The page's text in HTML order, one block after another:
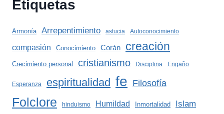
Etiquetas
Armonía Arrepentimiento astucia Autoconocimiento
compasión Conocimiento Corán creación
Crecimiento personal cristianismo Disciplina Engaño
Esperanza espiritualidad fe Filosofía
Folclore hinduismo Humildad Inmortalidad Islam